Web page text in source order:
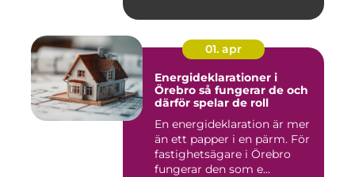
01. apr
Energideklarationer i
Örebro så fungerar de och
därför spelar de roll
En energideklaration är mer
än ett papper i en pärm. För
fastighetsägare i Örebro
fungerar den som e...